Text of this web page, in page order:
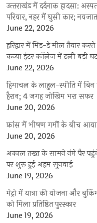
उत्‍तराखंड में दर्दनाक हादसा:
परिवार, नहर में घुसी कार;
June 22, 2026
हरिद्वार में मिड-डे मील तैयार
कन्या इंटर कॉलेज में टली बड़ी
June 22, 2026
हिमाचल के लाहुल-स्पीति में
हैरान; 4 जगह जोखिम भरा सफर
June 20, 2026
फ्रांस में भीषण गर्मी के बीच
June 20, 2026
अकाल तख्त के सामने नंगे पैर
पर शुरू हुई अहम सुनवाई
June 19, 2026
मेट्रो में यात्रा की योजना और
को मिला प्रतिष्ठित पुरस्कार
June 19, 2026